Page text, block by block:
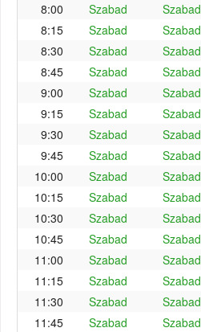
8:00
Szabad Szabad
8:15
Szabad Szabad
8:30
Szabad Szabad
8:45
Szabad Szabad
9:00
Szabad Szabad
9:15
Szabad Szabad
9:30
Szabad Szabad
9:45
Szabad Szabad
10:00
Szabad Szabad
10:15
Szabad Szabad
10:30
Szabad Szabad
10:45
Szabad Szabad
11:00
Szabad Szabad
11:15
Szabad Szabad
11:30
Szabad Szabad
11:45
Szabad Szabad